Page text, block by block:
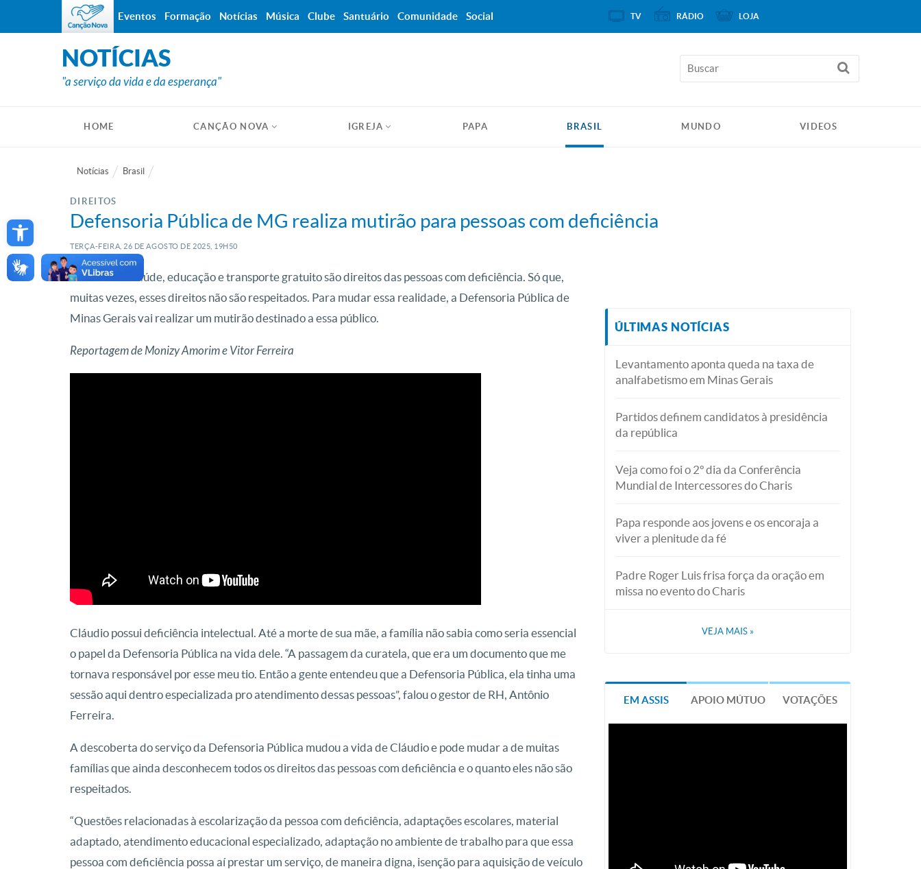
Open toolbar
NOTÍCIAS
"a serviço da vida e da esperança"
HOME CANÇÃO NOVA IGREJA PAPA BRASIL MUNDO VIDEOS
Notícias Brasil
DIREITOS
Defensoria Pública de MG realiza mutirão para pessoas com deficiência
TERÇA-FEIRA, 26 DE AGOSTO DE 2025, 19H50
Ter acesso a saúde, educação e transporte gratuito são direitos das pessoas com deficiência. Só que,
muitas vezes, esses direitos não são respeitados. Para mudar essa realidade, a Defensoria Pública de
Minas Gerais vai realizar um mutirão destinado a essa público.
Reportagem de Monizy Amorim e Vitor Ferreira
Cláudio possui deficiência intelectual. Até a morte de sua mãe, a família não sabia como seria essencial
o papel da Defensoria Pública na vida dele. “A passagem da curatela, que era um documento que me
tornava responsável por esse meu tio. Então a gente entendeu que a Defensoria Pública, ela tinha uma
sessão aqui dentro especializada pro atendimento dessas pessoas”, falou o gestor de RH, Antônio
Ferreira.
A descoberta do serviço da Defensoria Pública mudou a vida de Cláudio e pode mudar a de muitas
famílias que ainda desconhecem todos os direitos das pessoas com deficiência e o quanto eles não são
respeitados.
“Questões relacionadas à escolarização da pessoa com deficiência, adaptações escolares, material
adaptado, atendimento educacional especializado, adaptação no ambiente de trabalho para que essa
pessoa com deficiência possa aí prestar um serviço, de maneira digna, isenção para aquisição de veículo
ÚLTIMAS NOTÍCIAS
Levantamento aponta queda na taxa de
analfabetismo em Minas Gerais
Partidos definem candidatos à presidência
da república
Veja como foi o 2º dia da Conferência
Mundial de Intercessores do Charis
Papa responde aos jovens e os encoraja a
viver a plenitude da fé
Padre Roger Luis frisa força da oração em
missa no evento do Charis
VEJA MAIS »
EM ASSIS APOIO MÚTUO VOTAÇÕES
Eventos Formação Notícias Música Clube Santuário Comunidade Social TV RÁDIO LOJA